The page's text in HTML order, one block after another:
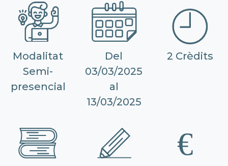
Modalitat
Semi-
presencial
Del
03/03/2025
al
13/03/2025
2 Crèdits